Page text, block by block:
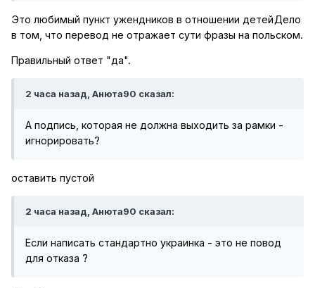
Это любимый пункт ужендников в отношении детейДело
в том, что перевод не отражает сути фразы на польском.
Правильный ответ "да".
2 часа назад, Анюта90 сказал:
А подпись, которая не должна выходить за рамки -
игнорировать?
оставить пустой
2 часа назад, Анюта90 сказал:
Если написать стандартно украинка - это не повод
для отказа ?